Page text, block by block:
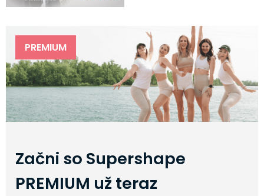
PREMIUM
Začni so Supershape
PREMIUM už teraz